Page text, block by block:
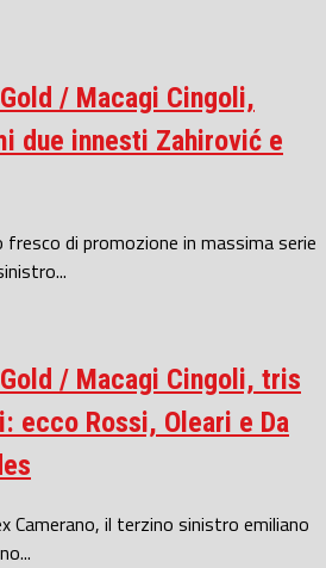
/ Macagi Cingoli,
due innesti Zahirović e
fresco di promozione in massima serie
/ Macagi Cingoli, tris
ecco Rossi, Oleari e Da
Camerano, il terzino sinistro emiliano